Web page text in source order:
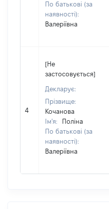
По батькові (за
наявності):
Валеріївна
4
[Не
застосовується]
Декларує:
Прізвище:
Кочанова
Ім'я:
Поліна
По батькові (за
наявності):
Валеріївна